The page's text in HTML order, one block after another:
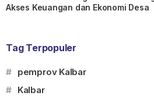
Akses Keuangan dan Ekonomi Desa
Tag Terpopuler
# pemprov Kalbar
# Kalbar